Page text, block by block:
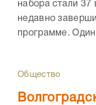
набора стали
недавно
программе. Один
Общество